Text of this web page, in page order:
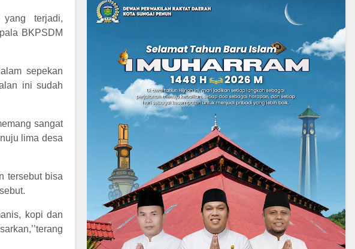
terjadi,
BKPSDM
sepekan
ini sudah
sangat
lima desa
tersebut bisa
kopi dan